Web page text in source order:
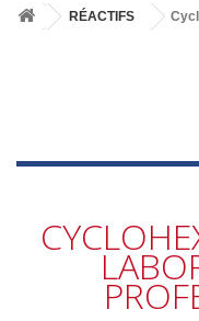
RÉACTIFS